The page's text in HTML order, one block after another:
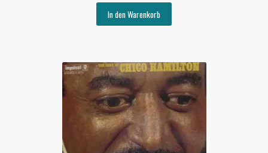
war:
€40,00
€20,00.
In den Warenkorb